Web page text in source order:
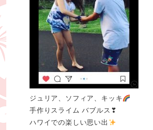
ジュリア、ソフィア、キッキ
手作りスライム バブルス❣
ハワイでの楽しい思い出